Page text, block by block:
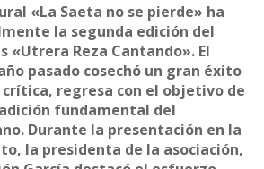
«La Saeta no se pierde» ha
la segunda edición del
«Utrera Reza Cantando». El
pasado cosechó un gran éxito
regresa con el objetivo de
fundamental del
Durante la presentación en la
la presidenta de la asociación,